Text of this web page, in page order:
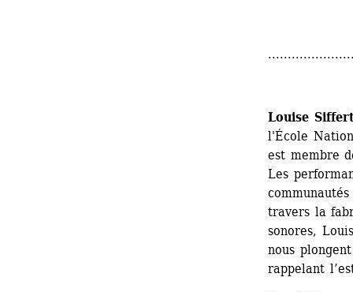
Louise
l'École
est membre
Les
travers la
sonores,
nous
rappelant